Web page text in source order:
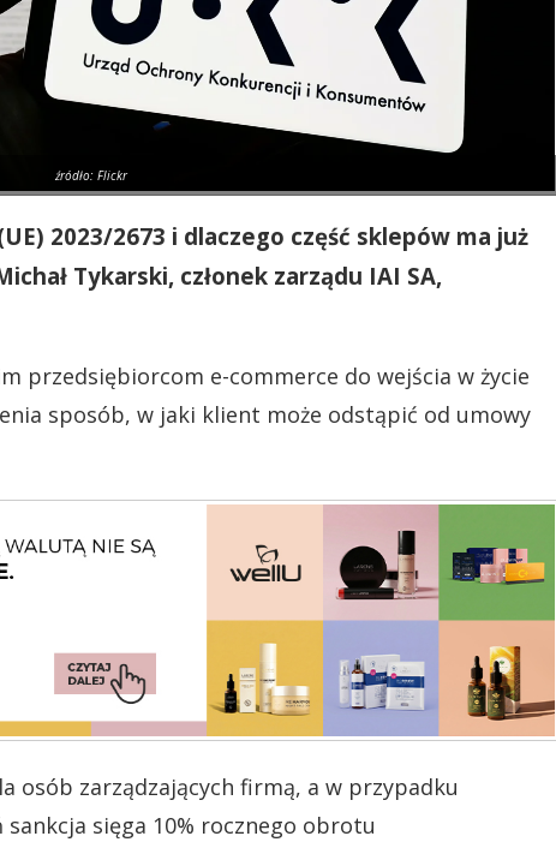
źródło: Flickr
2023/2673 i dlaczego część sklepów ma już
Tykarski, członek zarządu IAI SA,
przedsiębiorcom e-commerce do wejścia w życie
sposób, w jaki klient może odstąpić od umowy
osób zarządzających firmą, a w przypadku
sięga 10% rocznego obrotu